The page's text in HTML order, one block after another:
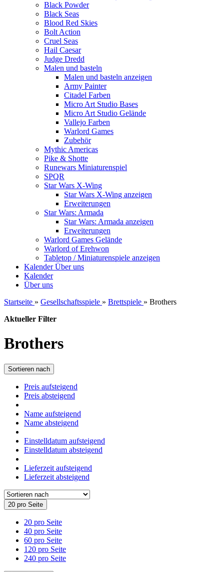
Black Powder
Black Seas
Blood Red Skies
Bolt Action
Cruel Seas
Hail Caesar
Judge Dredd
Malen und basteln
Malen und basteln anzeigen
Army Painter
Citadel Farben
Micro Art Studio Bases
Micro Art Studio Gelände
Vallejo Farben
Warlord Games
Zubehör
Mythic Americas
Pike & Shotte
Runewars Miniaturenspiel
SPQR
Star Wars X-Wing
Star Wars X-Wing anzeigen
Erweiterungen
Star Wars: Armada
Star Wars: Armada anzeigen
Erweiterungen
Warlord Games Gelände
Warlord of Erehwon
Tabletop / Miniaturenspiele anzeigen
KalenderÜber uns
Kalender
Über uns
Startseite » Gesellschaftsspiele » Brettspiele » Brothers
Aktueller Filter
Brothers
Sortieren nach
Preis aufsteigend
Preis absteigend
Name aufsteigend
Name absteigend
Einstelldatum aufsteigend
Einstelldatum absteigend
Lieferzeit aufsteigend
Lieferzeit absteigend
20 pro Seite
20 pro Seite
40 pro Seite
60 pro Seite
120 pro Seite
240 pro Seite